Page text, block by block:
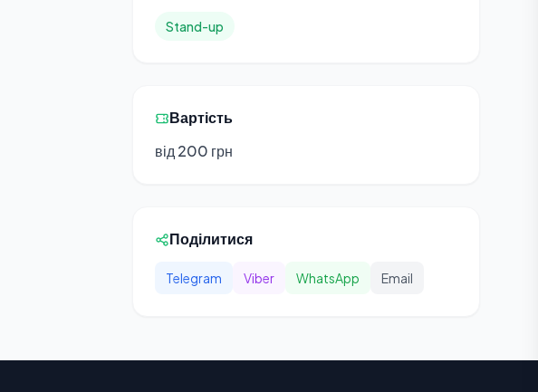
Stand-up
Вартість
від 200 грн
Поділитися
Telegram Viber WhatsApp Email